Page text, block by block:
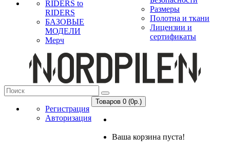
RIDERS to
RIDERS
БАЗОВЫЕ
МОДЕЛИ
Мерч
Размеры
Полотна и ткани
Лицензии и
сертификаты
Регистрация
Авторизация
Товаров 0 (0р.)
Ваша корзина пуста!